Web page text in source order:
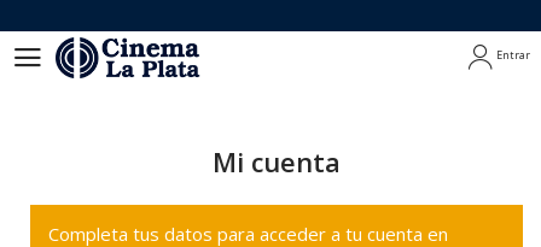
Entrar
Mi cuenta
Completa tus datos para acceder a tu cuenta en